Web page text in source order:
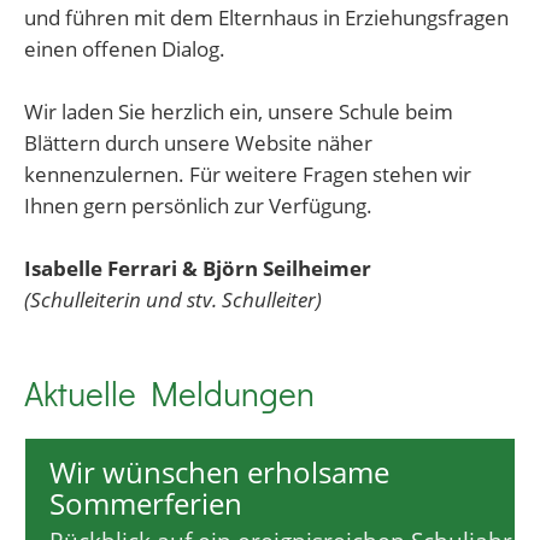
und führen mit dem Elternhaus in Erziehungsfragen
einen offenen Dialog.
Wir laden Sie herzlich ein, unsere Schule beim
Blättern durch unsere Website näher
kennenzulernen. Für weitere Fragen stehen wir
Ihnen gern persönlich zur Verfügung.
Isabelle Ferrari & Björn Seilheimer
(Schulleiterin und stv. Schulleiter)
Aktuelle Meldungen
Wir wünschen erholsame
Sommerferien